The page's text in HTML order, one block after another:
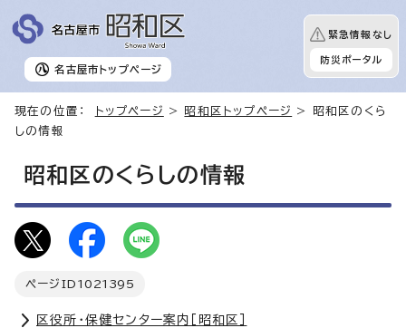
名古屋市 トップページ
緊急情報なし
防災ポータル
現在の位置： トップページ > 昭和区トップページ
> 昭和区のくら
しの情報
昭和区のくらしの情報
ページID 1021395
区役所・保健センター案内［昭和区］